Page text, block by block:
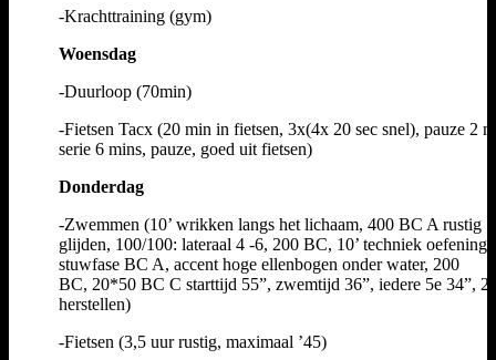
-Krachttraining (gym)
Woensdag
-Duurloop (70min)
-Fietsen Tacx (20 min in fietsen, 3x(4x 20 sec snel), pauze 2
serie 6 mins, pauze, goed uit fietsen)
Donderdag
-Zwemmen (10’ wrikken langs het lichaam, 400 BC A rustig
glijden, 100/100: lateraal 4 -6, 200 BC, 10’ techniek
stuwfase BC A, accent hoge ellenbogen onder water, 200
BC, 20*50 BC C starttijd 55”, zwemtijd 36”, iedere 5e 34”,
herstellen)
-Fietsen (3,5 uur rustig, maximaal ’45)